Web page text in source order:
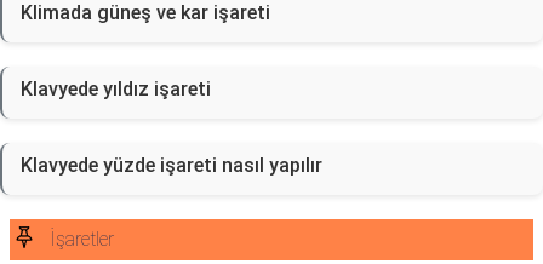
Klimada güneş ve kar işareti
Klavyede yıldız işareti
Klavyede yüzde işareti nasıl yapılır
İşaretler